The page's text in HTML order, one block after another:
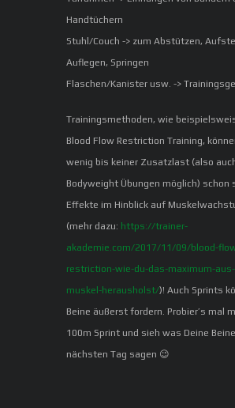
Handtüchern
Stuhl/Couch -> zum Abstützen,
Auflegen, Springen
Flaschen/Kanister usw. ->
Trainingsmethoden, wie
Blood Flow Restriction Training,
wenig bis keiner Zusatzlast (also
Bodyweight Übungen möglich) schon
Effekte im Hinblick auf
(mehr dazu: https://trainer-
akademie.com/2017/11/09/blood-
restriction-wie-du-das-maximum-
muskel-herausholst/)! Auch Sprints
Beine äußerst fordern. Probier’s mal
100m Sprint und sieh was Deine
nächsten Tag sagen 😉